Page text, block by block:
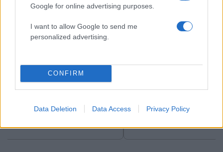
Google for online advertising purposes.
I want to allow Google to send me
personalized advertising.
CONFIRM
Data Deletion Data Access Privacy Policy
Καιρός «hot – dry – windy»
Αυξημένος ο κίνδυνος
φωτιάς, συναγερμός σε 6
σορός που βρέθηκε
Λυκαβηττό - Από